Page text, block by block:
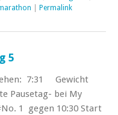
Permalink
5
7:31 Gewicht
Pausetag- bei My
1 gegen 10:30 Start